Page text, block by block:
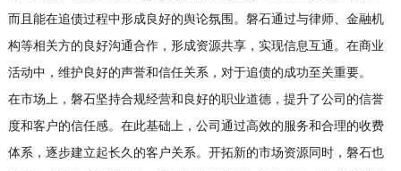
而且能在追债过程中形成良好的舆论氛围。磐石通过与律师、金融机
构等相关方的良好沟通合作，形成资源共享，实现信息互通。在商业
活动中，维护良好的声誉和信任关系，对于追债的成功至关重要。
在市场上，磐石坚持合规经营和良好的职业道德，提升了公司的信誉
度和客户的信任感。在此基础上，公司通过高效的服务和合理的收费
体系，逐步建立起长久的客户关系。开拓新的市场资源同时，磐石也